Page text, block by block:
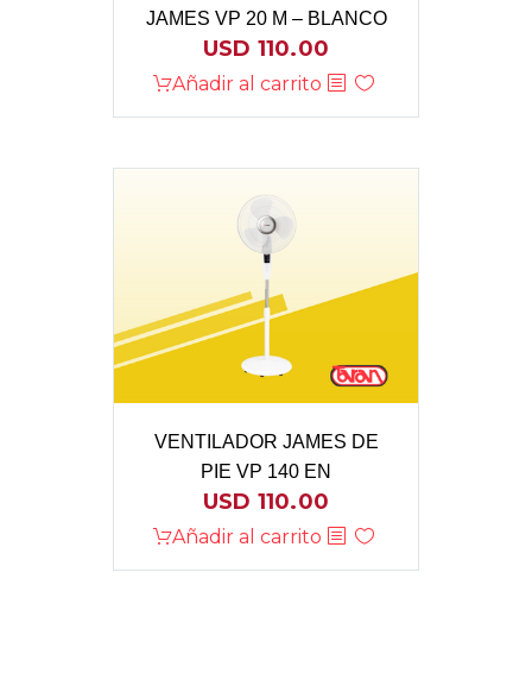
JAMES VP 20 M – BLANCO
USD 110.00
Añadir al carrito
VENTILADOR JAMES DE
PIE VP 140 EN
USD 110.00
Añadir al carrito